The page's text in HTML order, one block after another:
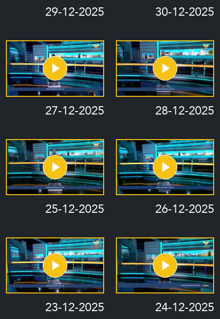
30-12-2025
29-12-2025
28-12-2025
27-12-2025
26-12-2025
25-12-2025
24-12-2025
23-12-2025